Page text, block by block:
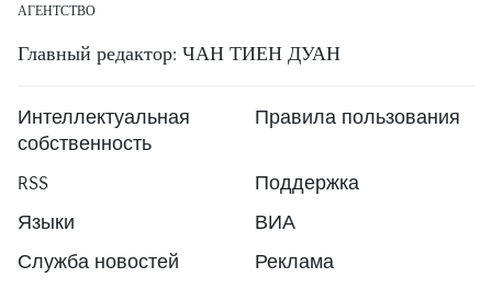
АГЕНТСТВО
Главный редактор: ЧАН ТИЕН ДУАН
Интеллектуальная
собственность
Правила пользования
RSS
Поддержка
Языки
ВИА
Служба новостей
Реклама